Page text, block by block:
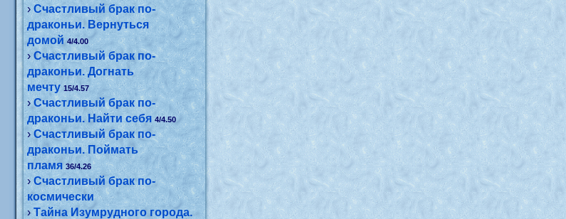
›Счастливый брак по-
драконьи. Вернуться
домой 4/4.00
›Счастливый брак по-
драконьи. Догнать
мечту 15/4.57
›Счастливый брак по-
драконьи. Найти себя 4/4.50
›Счастливый брак по-
драконьи. Поймать
пламя 36/4.26
›Счастливый брак по-
космически
›Тайна Изумрудного города.